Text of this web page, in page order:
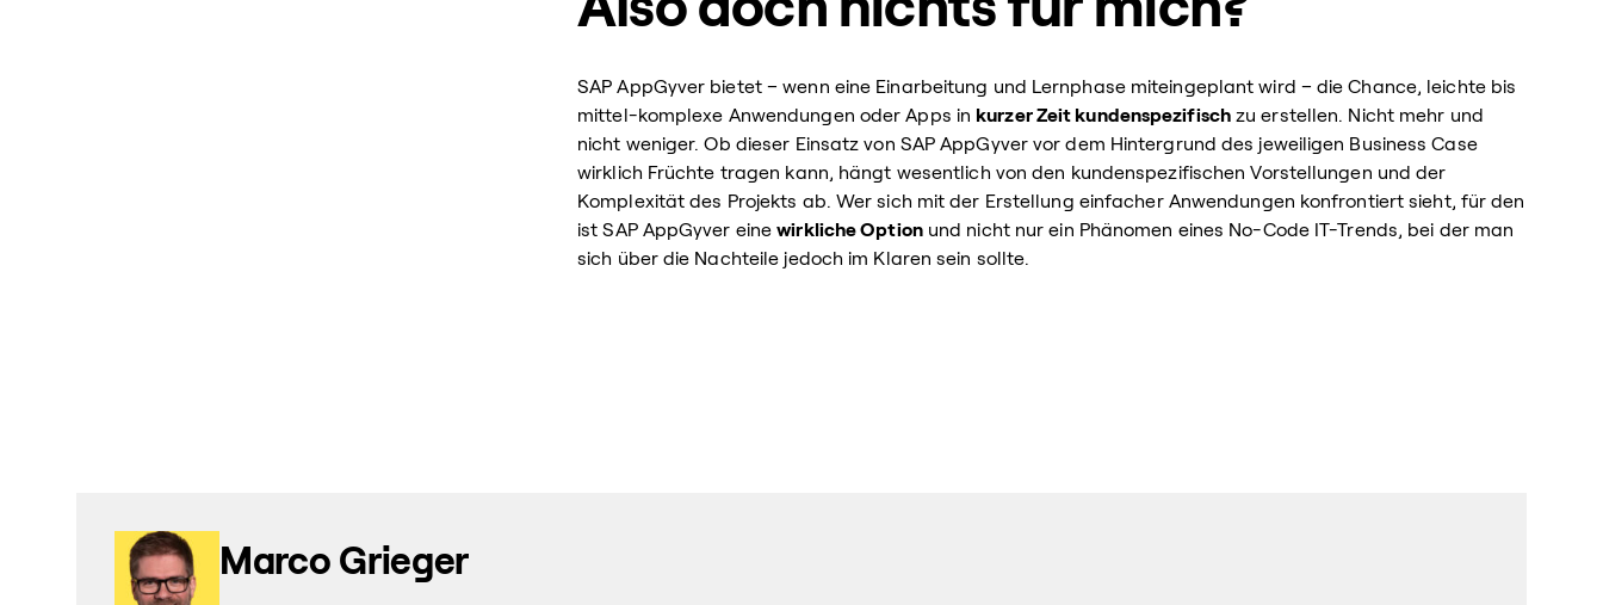
SAP AppGyver bietet – wenn eine Einarbeitung und Lernphase miteingeplant wird – die Chance, leichte bis
mittel-komplexe Anwendungen oder Apps in kurzer Zeit kundenspezifischzu erstellen. Nicht mehr und
nicht weniger. Ob dieser Einsatz von SAP AppGyver vor dem Hintergrund des jeweiligen Business Case
wirklich Früchte tragen kann, hängt wesentlich von den kundenspezifischen Vorstellungen und der
Komplexität des Projekts ab. Wer sich mit der Erstellung einfacher Anwendungen konfrontiert sieht, für den
ist SAP AppGyver einewirkliche Optionund nicht nur ein Phänomen eines No-Code IT-Trends, bei der man
sich über die Nachteile jedoch im Klaren sein sollte.
Marco Grieger